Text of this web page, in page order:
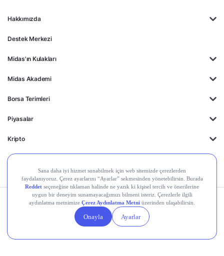
Hakkımızda
Destek Merkezi
Midas'ın Kulakları
Midas Akademi
Borsa Terimleri
Piyasalar
Kripto
Ayrıcalıklar
Kişisel Verilerin
Gizlilik
Politikası
Yasal
Duyurular
Çerez